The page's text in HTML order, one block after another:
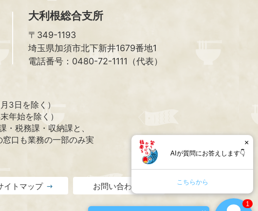
大利根総合支所
〒349-1193
埼玉県加須市北下新井1679番地1
電話番号：0480-72-1111（代表）
3日を除く）
年始を除く）
・税務課・収納課と、
口も業務の一部のみ実
イトマップ お問い合わせ
AIが質問にお答えします👇
こちらから
×
1